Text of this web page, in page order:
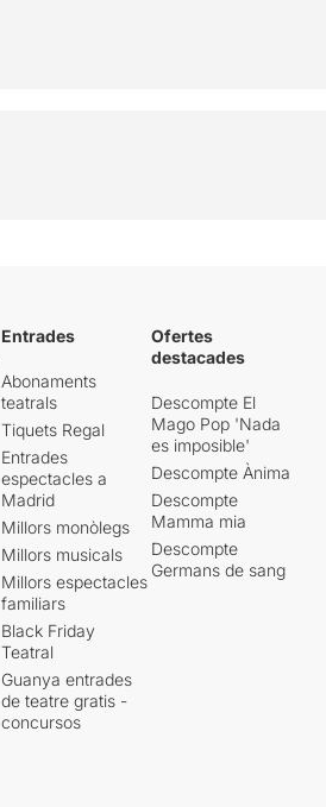
Entrades
Abonaments
teatrals
Tiquets Regal
Entrades
espectacles a
Madrid
Millors monòlegs
Millors musicals
Millors espectacles
familiars
Black Friday
Teatral
Guanya entrades
de teatre gratis -
concursos
Ofertes
destacades
Descompte El
Mago Pop 'Nada
es imposible'
Descompte Ànima
Descompte
Mamma mia
Descompte
Germans de sang